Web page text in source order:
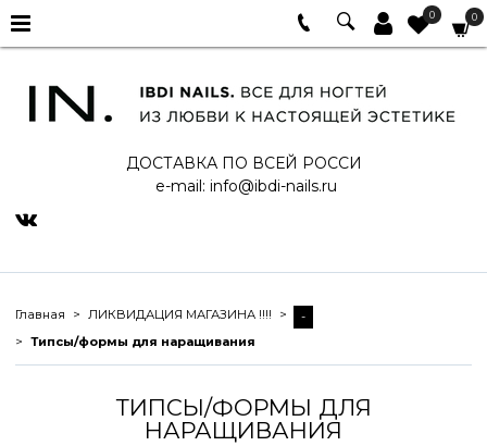
0 0
ДОСТАВКА ПО ВСЕЙ РОССИ
e-mail: info@ibdi-nails.ru
Главная ЛИКВИДАЦИЯ МАГАЗИНА !!!!
-
Типсы/формы для наращивания
ТИПСЫ/ФОРМЫ ДЛЯ
НАРАЩИВАНИЯ